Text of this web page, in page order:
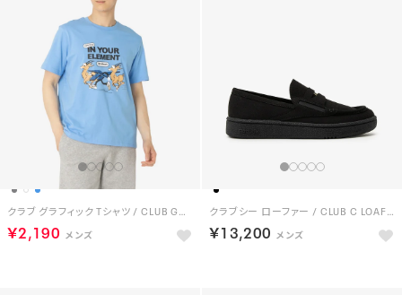
クラブ グラフィック Tシャツ / CLUB GRAPHIC TEE （ブルー）
￥2,190
クラブシー ローファー / CLUB C LOAFER （ブラック）
￥13,200